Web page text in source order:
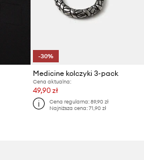
-30%
Medicine kolczyki 3-pack
Cena aktualna:
49,90 zł
Cena regularna: 89,90 zł
Najniższa cena: 71,90 zł